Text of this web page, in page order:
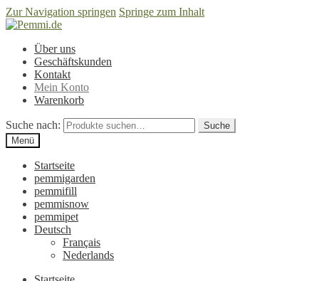
Zur Navigation springen Springe zum Inhalt
Über uns
Geschäftskunden
Kontakt
Mein Konto
Warenkorb
Suche nach:
Suche
Menü
Startseite
pemmigarden
pemmifill
pemmisnow
pemmipet
Deutsch
Français
Nederlands